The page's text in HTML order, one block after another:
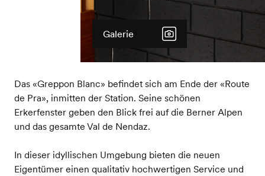
Galerie
Das «Greppon Blanc» befindet sich am Ende der «Route
de Pra», inmitten der Station. Seine schönen
Erkerfenster geben den Blick frei auf die Berner Alpen
und das gesamte Val de Nendaz.
In dieser idyllischen Umgebung bieten die neuen
Eigentümer einen qualitativ hochwertigen Service und